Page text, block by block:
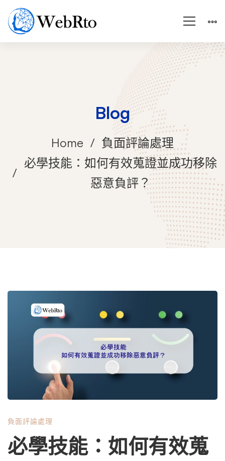
Blog
Home
負面評論處理
必學技能：如何有效蒐證並成功移除
惡意負評？
必
能：
如
負面評論處理
必學技能：如何有效蒐